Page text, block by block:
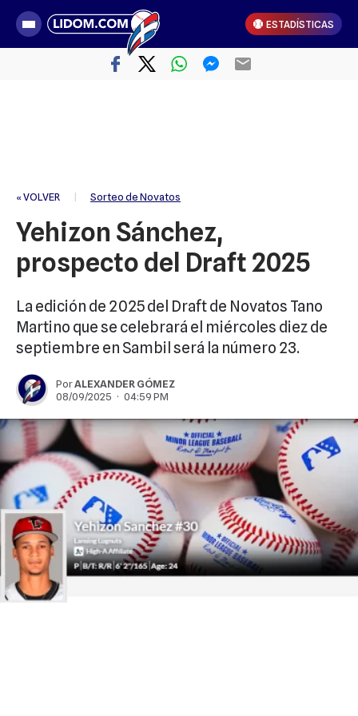
ESTADÍSTICAS
« VOLVER | Sorteo de Novatos
Yehizon Sánchez,
prospecto del Draft 2025
La edición de 2025 del Draft de Novatos Tano
Martino que se celebrará el miércoles diez de
septiembre en Sambil será la número 23.
PorALEXANDER GÓMEZ
08/09/2025 · 04:59 PM